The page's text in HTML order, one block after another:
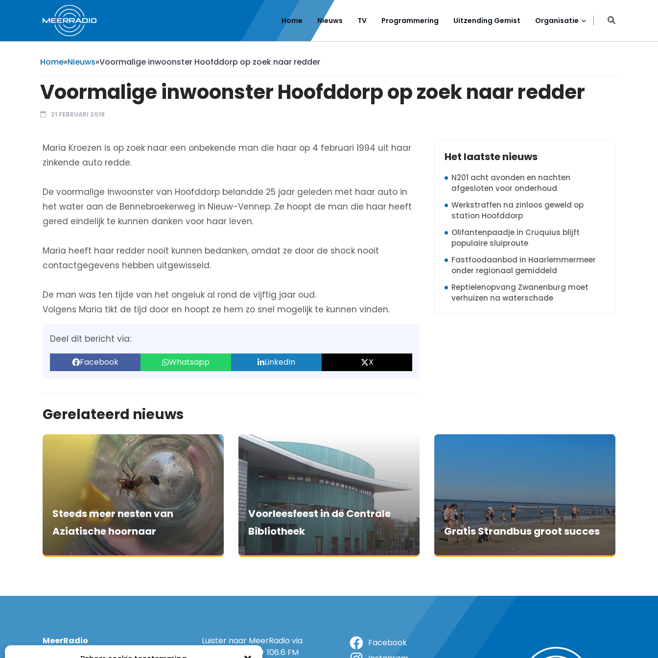
Home Nieuws TV Programmering Uitzending Gemist Organisatie
Home»Nieuws»Voormalige inwoonster Hoofddorp op zoek naar redder
Voormalige inwoonster Hoofddorp op zoek naar redder
21 FEBRUARI 2019
Maria Kroezen is op zoek naar een onbekende man die haar op 4 februari 1994 uit haar
zinkende auto redde.
De voormalige inwoonster van Hoofddorp belandde 25 jaar geleden met haar auto in
het water aan de Bennebroekerweg in Nieuw-Vennep. Ze hoopt de man die haar heeft
gered eindelijk te kunnen danken voor haar leven.
Maria heeft haar redder nooit kunnen bedanken, omdat ze door de shock nooit
contactgegevens hebben uitgewisseld.
De man was ten tijde van het ongeluk al rond de vijftig jaar oud.
Volgens Maria tikt de tijd door en hoopt ze hem zo snel mogelijk te kunnen vinden.
Deel dit bericht via:
Facebook Whatsapp LinkedIn X
Het laatste nieuws
N201 acht avonden en nachten
afgesloten voor onderhoud
Werkstraffen na zinloos geweld op
station Hoofddorp
Olifantenpaadje in Cruquius blijft
populaire sluiproute
Fastfoodaanbod in Haarlemmermeer
onder regionaal gemiddeld
Reptielenopvang Zwanenburg moet
verhuizen na waterschade
Gerelateerd nieuws
Steeds meer nesten van
Aziatische hoornaar
Voorleesfeest in de Centrale
Bibliotheek
Gratis Strandbus groot succes
MeerRadio
Luister naar MeerRadio via
Ether: 105.5 FM + 106.6 FM
Facebook